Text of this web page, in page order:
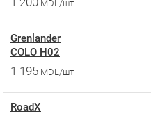
MDL/шт
Grenlander
COLO H02
1 195 MDL/шт
RoadX